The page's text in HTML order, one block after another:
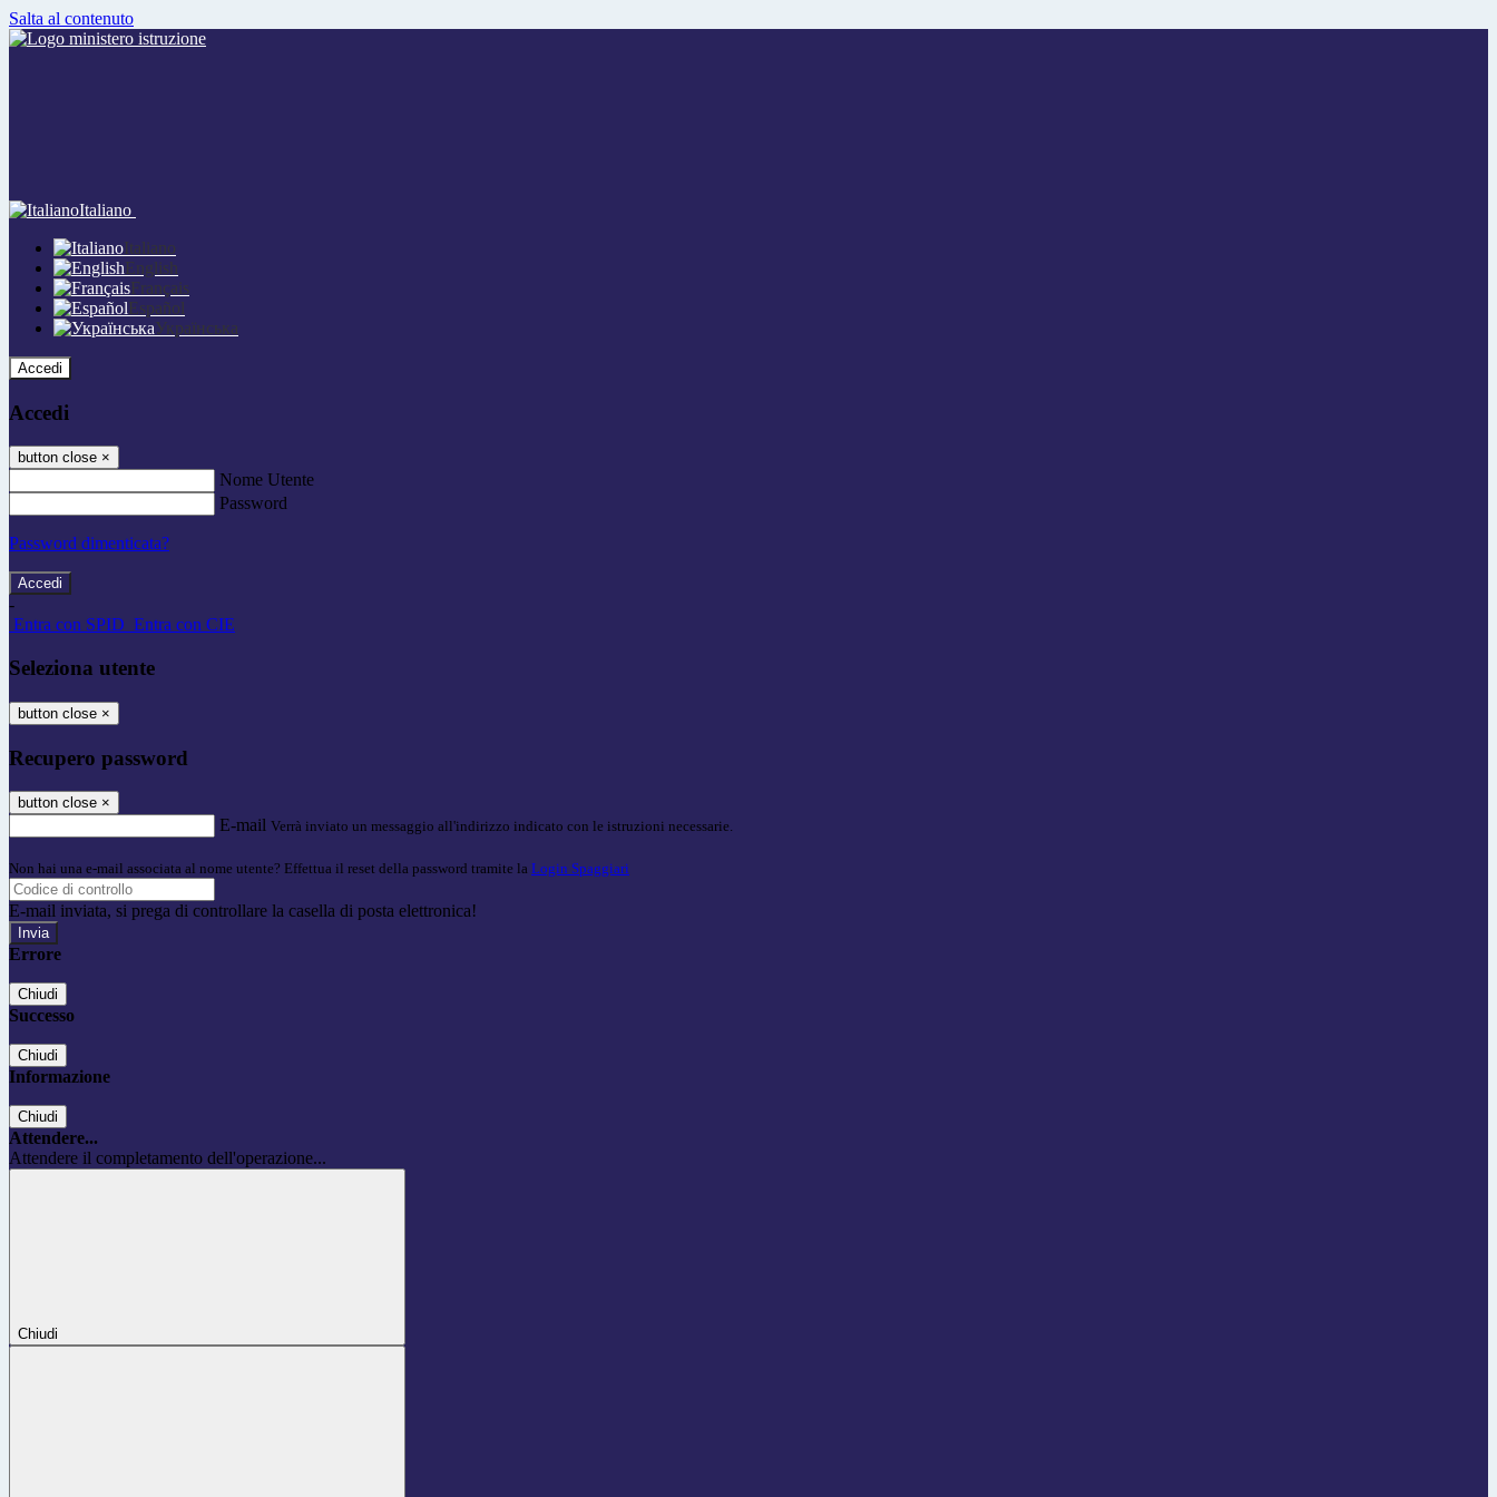
Salta al contenuto
Italiano
Italiano
English
Français
Español
Українська
Accedi
Accedi
button close ×
Nome Utente
Password
Password dimenticata?
-
Entra con SPID Entra con CIE
Seleziona utente
button close ×
Recupero password
button close ×
E-mail Verrà inviato un messaggio all'indirizzo indicato con le istruzioni necessarie.
Non hai una e-mail associata al nome utente? Effettua il reset della password tramite la Login Spaggiari
E-mail inviata, si prega di controllare la casella di posta elettronica!
Errore
Chiudi
Successo
Chiudi
Informazione
Chiudi
Attendere...
Attendere il completamento dell'operazione...
Chiudi